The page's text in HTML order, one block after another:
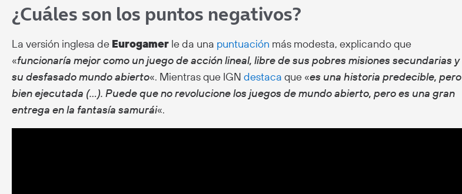
¿Cuáles son los puntos negativos?
La versión inglesa de Eurogamer le da una puntuación más modesta, explicando que
«funcionaría mejor como un juego de acción lineal, libre de sus pobres misiones secundarias y
su desfasado mundo abierto«. Mientras que IGN destaca que «es una historia predecible, pero
bien ejecutada (…). Puede que no revolucione los juegos de mundo abierto, pero es una gran
entrega en la fantasía samurái«.